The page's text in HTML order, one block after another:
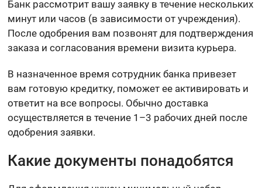
Банк рассмотрит вашу заявку в течение нескольких
минут или часов (в зависимости от учреждения).
После одобрения вам позвонят для подтверждения
заказа и согласования времени визита курьера.
В назначенное время сотрудник банка привезет
вам готовую кредитку, поможет ее активировать и
ответит на все вопросы. Обычно доставка
осуществляется в течение 1–3 рабочих дней после
одобрения заявки.
Какие документы понадобятся